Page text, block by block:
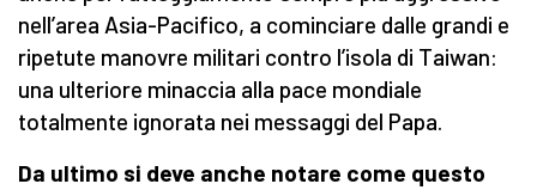
nell’area Asia-Pacifico, a cominciare dalle grandi e
ripetute manovre militari contro l’isola di Taiwan:
una ulteriore minaccia alla pace mondiale
totalmente ignorata nei messaggi del Papa.
Da ultimo si deve anche notare come questo